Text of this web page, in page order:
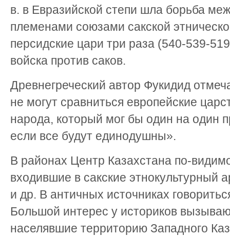
в. в Евразийской степи шла борьба
племенами союзами сакской
персидские цари три раза (540-539-
войска против саков.
Древнегреческий автор Фукидид
не могут сравниться европейские
народа, который мог бы один на один
если все будут единодушны».
В районах Центр Казахстана по-
входившие в сакские этнокультурный
и др. В античных источниках
Большой интерес у историков
населявшие территорию Западного